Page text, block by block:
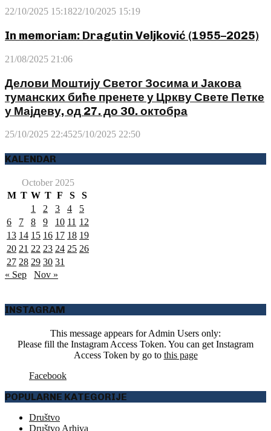
22/10/2025 15:1822/10/2025 15:19
In memoriam: Dragutin Veljković (1955–2025)
21/08/2025 21:06
Делови Моштију Светог Зосима и Јакова
туманских биће пренете у Цркву Свете Петке
у Мајдеву, од 27. до 30. октобра
25/10/2025 22:4525/10/2025 22:50
KALENDAR
October 2025
M T W T F S
S
1
2 3 4
5
6
7 8 9 10 11 12
13 14 15 16 17 18 19
20 21 22 23 24 25 26
27 28 29 30 31
« Sep
Nov »
INSTAGRAM
This message appears for Admin Users only:
Please fill the Instagram Access Token. You can get Instagram
Access Token by go to this page
Facebook
POPULARNE KATEGORIJE
Društvo
Društvo Arhiva